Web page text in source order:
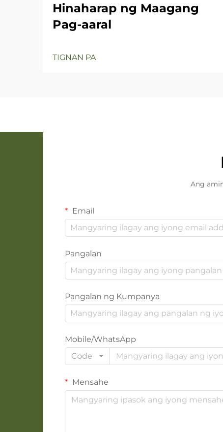
Hinaharap ng Maagang
Pag-aaral
TIGNAN PA
Ang
Email
Pangalan
Pangalan ng Kumpanya
Mobile/WhatsApp
Code
Mensahe